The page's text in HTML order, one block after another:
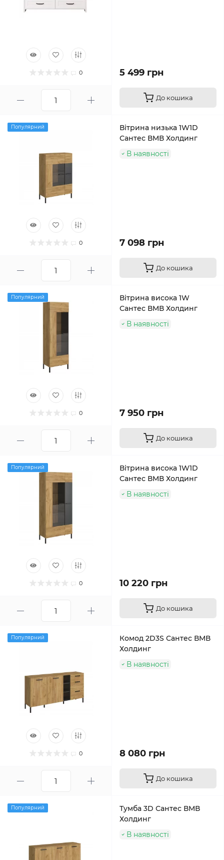
0 5 499 грн
До кошика
Популярний
0
Вітрина низька 1W1D
Сантес ВМВ Холдинг
В наявності
7 098 грн
До кошика
Популярний
0
Вітрина висока 1W
Сантес ВМВ Холдинг
В наявності
7 950 грн
До кошика
Популярний
0
Вітрина висока 1W1D
Сантес ВМВ Холдинг
В наявності
10 220 грн
До кошика
Популярний
0
Комод 2D3S Сантес ВМВ
Холдинг
В наявності
8 080 грн
До кошика
Популярний
Тумба 3D Сантес ВМВ
Холдинг
В наявності